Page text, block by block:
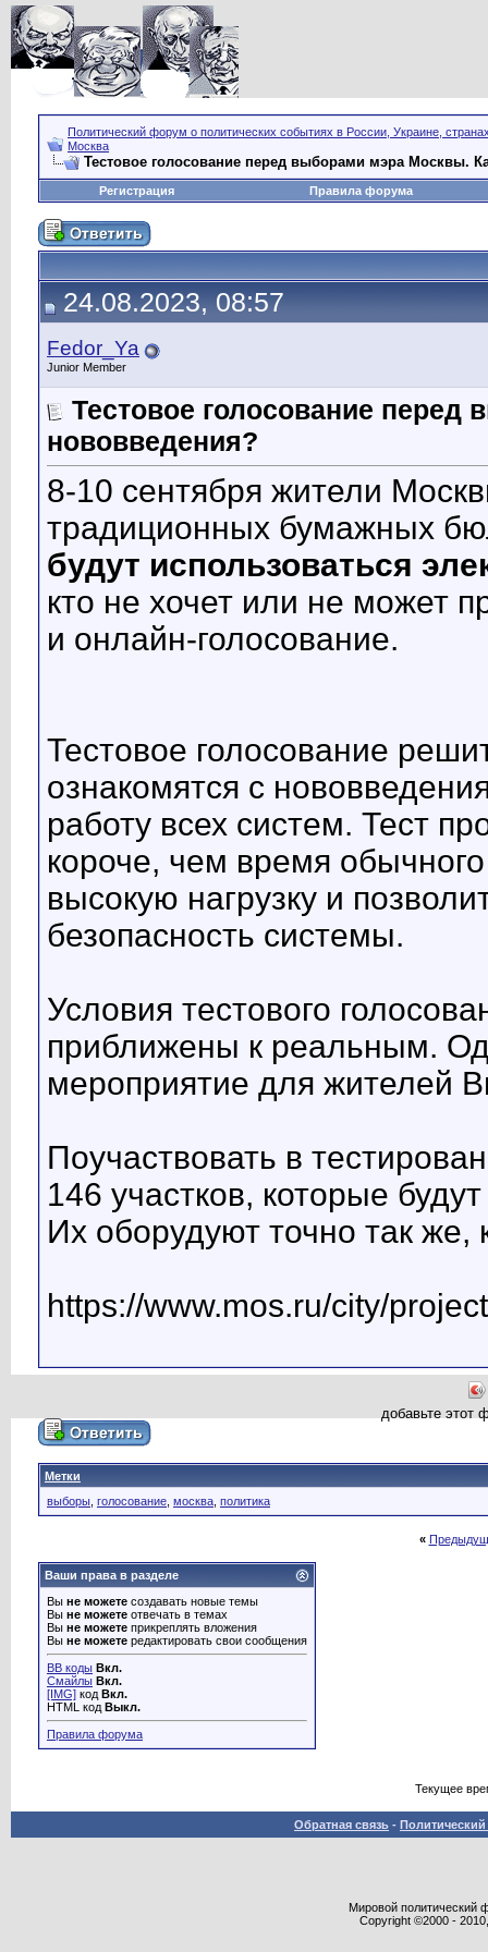
Политический форум о политических событиях в России, Украине,
Москва
Тестовое голосование перед выборами мэра Москвы.
Регистрация Правила форума
24.08.2023, 08:57
Fedor_Ya
Junior Member
Тестовое голосование
нововведения?
8-10 сентября жители
традиционных бумажных
будут использоваться
кто не хочет или не может
и онлайн-голосование.
Тестовое голосование
ознакомятся с
работу всех систем. Тест
короче, чем время
высокую нагрузку и
безопасность системы.
Условия тестового
приближены к реальным.
мероприятие для жителей
Поучаствовать в
146 участков, которые
Их оборудуют точно так же,
https://www.mos.ru/city/
добавьте этот
Метки
выборы голосование москва политика
«
Ваши права в разделе
Вы не можете создавать новые темы
Вы не можете отвечать в темах
Вы не можете прикреплять вложения
Вы не можете редактировать свои сообщения
BB коды Вкл.
Смайлы Вкл.
[IMG] код Вкл.
HTML код Выкл.
Правила форума
Текущее
Обратная связь -
Мировой политический
Copyright ©2000 -